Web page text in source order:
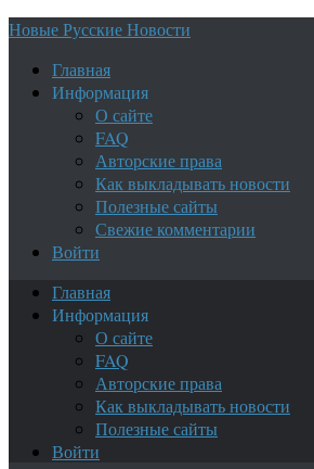
Новые Русские Новости
Главная
Информация
О сайте
FAQ
Авторские права
Как выкладывать новости
Полезные сайты
Свежие комментарии
Войти
Главная
Информация
О сайте
FAQ
Авторские права
Как выкладывать новости
Полезные сайты
Войти